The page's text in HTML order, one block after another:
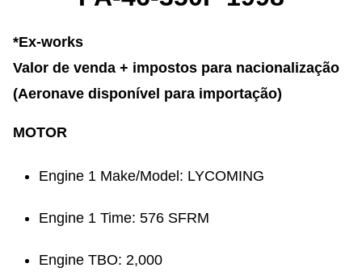
*Ex-works
Valor de venda + impostos para nacionalização
(Aeronave disponível para importação)
MOTOR
Engine 1 Make/Model: LYCOMING
Engine 1 Time: 576 SFRM
Engine TBO: 2,000